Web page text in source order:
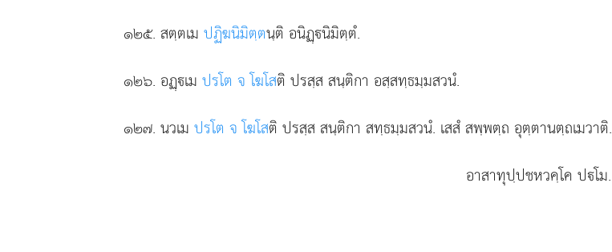
๑๒๕. สตฺตเมปฏิฆนิมิตฺตนฺติ อนิฏฺนิมิตฺตํ.
๑๒๖. อฏฺเมปรโต จ โฆโสติ ปรสฺส สนฺติกา อสฺสทฺธมฺมสวนํ.
๑๒๗. นวเมปรโต จ โฆโสติ ปรสฺส สนฺติกา สทฺธมฺมสวนํ. เสสํ สพฺพตฺถ อุตฺตานตฺถเมวาติ.
อาสาทุปฺปชหวคฺโค ปโม.